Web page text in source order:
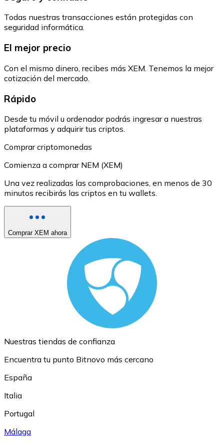
Todas nuestras transacciones están protegidas con
seguridad informática.
El mejor precio
Con el mismo dinero, recibes más XEM. Tenemos la mejor
cotización del mercado.
Rápido
Desde tu móvil u ordenador podrás ingresar a nuestras
plataformas y adquirir tus criptos.
Comprar criptomonedas
Comienza a comprar NEM (XEM)
Una vez realizadas las comprobaciones, en menos de 30
minutos recibirás las criptos en tu wallets.
Comprar XEM ahora
Nuestras tiendas de confianza
Encuentra tu punto Bitnovo más cercano
España
Italia
Portugal
Málaga